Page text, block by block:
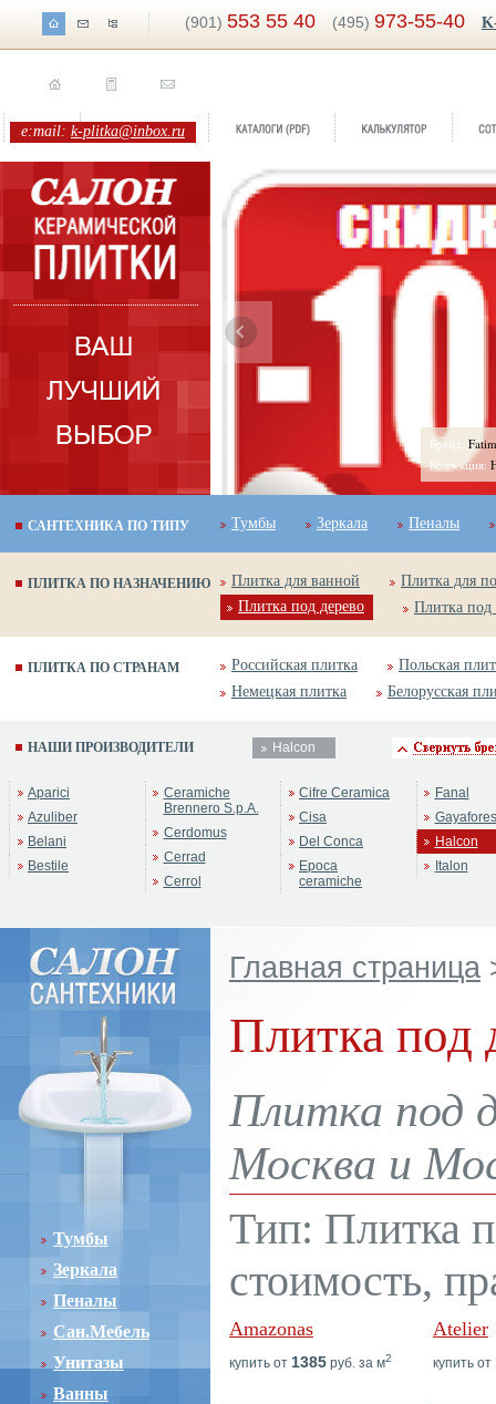
(901) 553 55 40 (495) 973-55-40
e:mail: k-plitka@inbox.ru
Mystic Beige
Бренд:
Коллекция:
САНТЕХНИКА ПО ТИПУ Тумбы Зеркала Пеналы
ПЛИТКА ПО НАЗНАЧЕНИЮ Плитка для ванной
Плитка для
Плитка под дерево
Плитка под
ПЛИТКА ПО СТРАНАМ Российская плитка
Польская
Немецкая плитка
Белорусская
НАШИ ПРОИЗВОДИТЕЛИ Halcon
Aparici
Azuliber
Belani
Bestile
Ceramiche
Brennero S.p.A.
Cerdomus
Cerrad
Cerrol
Cifre Ceramica
Cisa
Del Conca
Epoca
ceramiche
Fanal
Gayafores
Halcon
Italon
Тумбы
Зеркала
Пеналы
Сан.Мебель
Унитазы
Ванны
Главная страница
Плитка под
Плитка под
Москва и
Тип: Плитка
стоимость,
Amazonas
купить от 1385 руб. за м2
Atelier
купить от